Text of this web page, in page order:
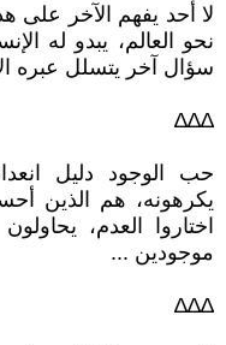
لا أحد يفهم الآخر على
نحو العالم، يبدو له
سؤال آخر يتسلل عبره
∆∆∆
حب الوجود دليل
يكرهونه، هم الذين
اختاروا العدم،
موجودين ...
∆∆∆